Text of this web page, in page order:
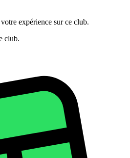
expérience sur ce club.
club.